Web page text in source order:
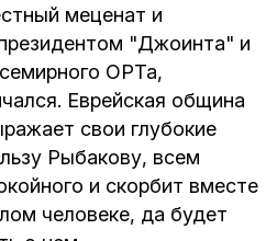
меценат и
"Джоинта" и
ОРТа,
Еврейская община
свои глубокие
Рыбакову, всем
и скорбит вместе
человеке, да будет